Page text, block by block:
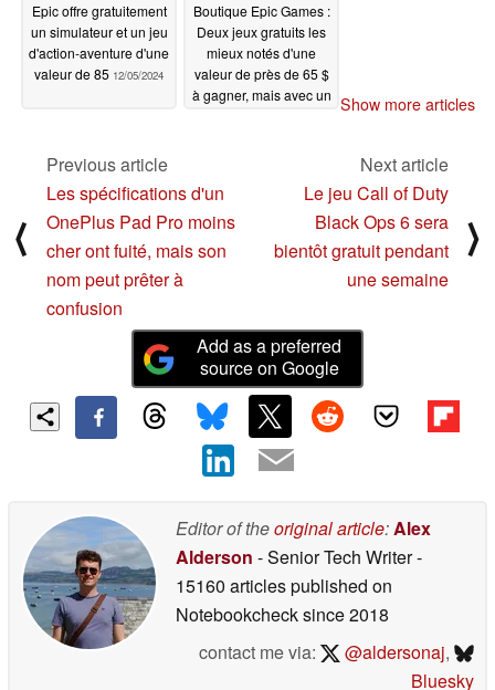
Epic offre gratuitement
un simulateur et un jeu
d'action-aventure d'une
valeur de 85 12/05/2024
Boutique Epic Games :
Deux jeux gratuits les
mieux notés d'une
valeur de près de 65 $
à gagner, mais avec un Show more articles
⟨
Previous article
Les spécifications d'un
OnePlus Pad Pro moins
cher ont fuité, mais son
nom peut prêter à
confusion
Next article
Le jeu Call of Duty
Black Ops 6 sera
bientôt gratuit pendant
une semaine
⟩
Add as a preferred
source on Google
Editor of theoriginal article: Alex
Alderson - Senior Tech Writer-
15160 articles published on
Notebookchecksince 2018
contact me via:
@aldersonaj,
Bluesky